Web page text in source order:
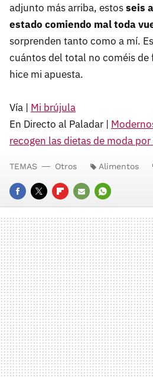
adjunto más arriba, estosseis
estado comiendo mal toda
sorprenden tanto como a mí.
cuántos del total no coméis de
hice mi apuesta.
Vía | Mi brújula
En Directo al Paladar |
recogen las dietas de moda
FACEBOOK
TWITTERFLIPBOARD
E-
MAIL
WHATSAPP
TEMAS Otros Alimentos